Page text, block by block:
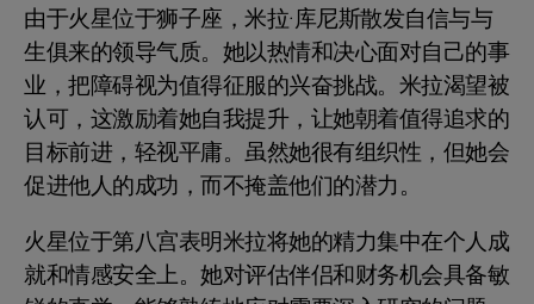
由于火星位于狮子座，米拉·库尼斯散发自信与与
生俱来的领导气质。她以热情和决心面对自己的事
业，把障碍视为值得征服的兴奋挑战。米拉渴望被
认可，这激励着她自我提升，让她朝着值得追求的
目标前进，轻视平庸。虽然她很有组织性，但她会
促进他人的成功，而不掩盖他们的潜力。
火星位于第八宫表明米拉将她的精力集中在个人成
就和情感安全上。她对评估伴侣和财务机会具备敏